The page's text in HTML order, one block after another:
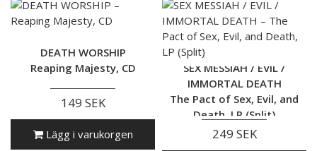
DEATH WORSHIP
Reaping Majesty, CD
149 SEK
Lägg i varukorgen
SEX MESSIAH / EVIL /
IMMORTAL DEATH
The Pact of Sex, Evil, and
Death, LP (Split)
249 SEK